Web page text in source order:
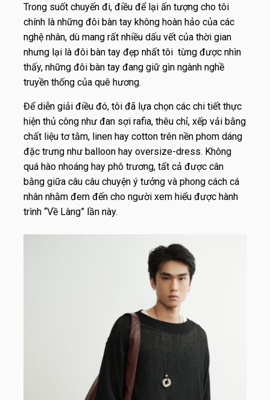
Trong suốt chuyến đi, điều để lại ấn tượng cho tôi
chính là những đôi bàn tay không hoàn hảo của các
nghệ nhân, dù mang rất nhiều dấu vết của thời gian
nhưng lại là đôi bàn tay đẹp nhất tôi từng được nhìn
thấy, những đôi bàn tay đang giữ gìn ngành nghề
truyền thống của quê hương.
Để diễn giải điều đó, tôi đã lựa chọn các chi tiết thực
hiện thủ công như đan sợi rafia, thêu chỉ, xếp vải bằng
chất liệu tơ tằm, linen hay cotton trên nền phom dáng
đặc trưng như balloon hay oversize-dress. Không
quá hào nhoáng hay phô trương, tất cả được cân
bằng giữa câu câu chuyện ý tưởng và phong cách cá
nhân nhằm đem đến cho người xem hiểu được hành
trình “Về Làng” lần này.